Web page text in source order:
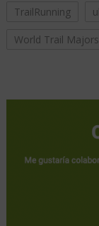
TrailRunning
World Trail Majors